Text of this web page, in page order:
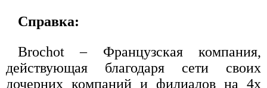
Справка:
Brochot – Французская компания,
действующая благодаря сети своих
дочерних компаний и филиалов на 4х